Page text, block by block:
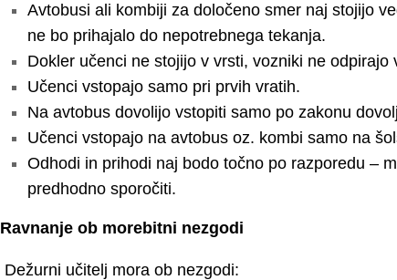
Avtobusi ali kombiji za določeno smer naj stojijo
ne bo prihajalo do nepotrebnega tekanja.
Dokler učenci ne stojijo v vrsti, vozniki ne odpirajo
Učenci vstopajo samo pri prvih vratih.
Na avtobus dovolijo vstopiti samo po zakonu
Učenci vstopajo na avtobus oz. kombi samo na
Odhodi in prihodi naj bodo točno po razporedu –
predhodno sporočiti.
Ravnanje ob morebitni nezgodi
Dežurni učitelj mora ob nezgodi: